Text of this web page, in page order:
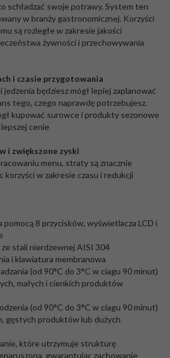
schładzać swoje potrawy. System ten
w branży gastronomicznej. Korzyści
są rozległe w zakresie jakości
żywności i przechowywania
i czasie przygotowania
jedzenia będziesz mógł lepiej zaplanować
tego, czego naprawdę potrzebujesz.
kupować surowce i produkty sezonowe
cenie
i zwiększone zyski
menu, straty są znacznie
korzyści w zakresie czasu i redukcji
8 przycisków, wyświetlacza LCD i
stali nierdzewnej AISI 304
i klawiatura membranowa
(od 90°C do 3°C w ciagu 90 minut)
małych i cienkich produktów
(od 90°C do 3°C w ciagu 90 minut)
gęstych produktów lub dużych
które utrzymuje strukturę
gwarantując zachowanie